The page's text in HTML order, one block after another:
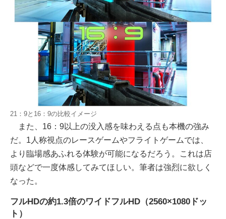
21：9と16：9の比較イメージ
また、16：9以上の没入感を味わえる点も本機の強み
だ。1人称視点のレースゲームやフライトゲームでは、
より臨場感あふれる体験が可能になるだろう。これは店
頭などで一度体感してみてほしい。筆者は強烈に欲しく
なった。
フルHDの約1.3倍のワイドフルHD（2560×1080ドッ
ト）